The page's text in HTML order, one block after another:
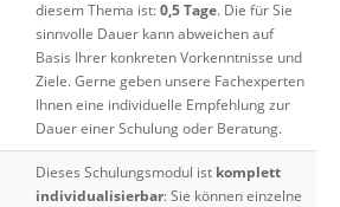
diesem Thema ist:0,5 Tage. Die für Sie
sinnvolle Dauer kann abweichen auf
Basis Ihrer konkreten Vorkenntnisse und
Ziele. Gerne geben unsere Fachexperten
Ihnen eine individuelle Empfehlung zur
Dauer einer Schulung oder Beratung.
Dieses Schulungsmodul ist komplett
individualisierbar: Sie können einzelne